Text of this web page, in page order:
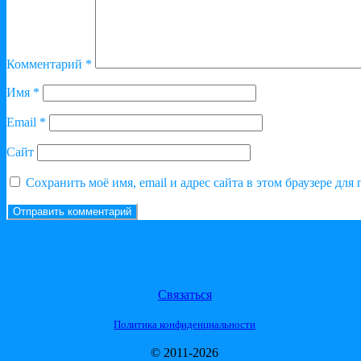
Комментарий *
Имя *
Email *
Сайт
Сохранить моё имя, email и адрес сайта в этом браузере
Связаться
Политика конфиденциальности
© 2011-2026